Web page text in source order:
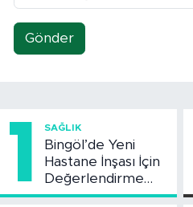
Gönder
1 SAĞLIK
Bingöl’de Yeni
Hastane İnşası İçin
Değerlendirme
Toplantısı Yapıldı